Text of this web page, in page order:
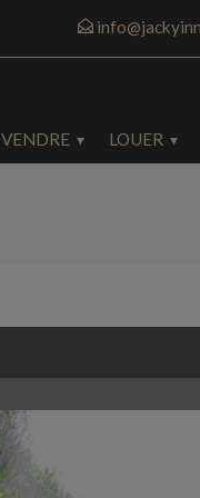
VENDRE LOUER